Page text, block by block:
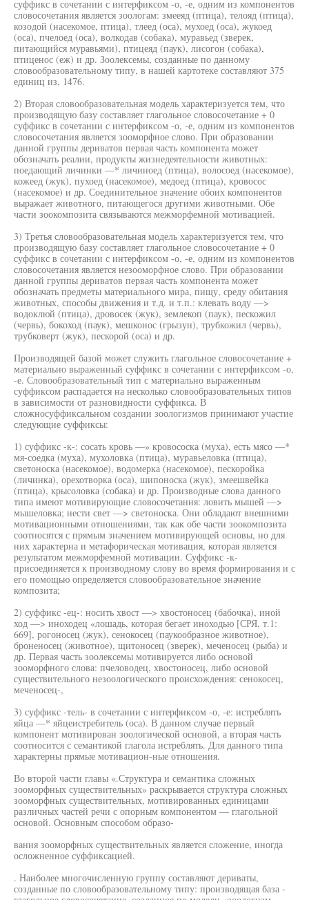
суффикс в сочетании с интерфиксом -о, -е, одним из компонентов
словосочетания является зоологам: змееяд (птица), телояд (птица),
козодой (насекомое, птица), тлеед (оса), мухоед (оса), жукоед
(оса), пчелоед (оса), волкодав (собака), муравьед (зверек,
питающийся муравьями), птицеяд (паук), лисогон (собака),
птиценос (еж) и др. Зоолексемы, созданные по данному
словообразовательному типу, в нашей картотеке составляют 375
единиц из, 1476.
2) Вторая словообразовательная модель характеризуется тем, что
производящую базу составляет глагольное словосочетание + 0
суффикс в сочетании с интерфиксом -о, -е, одним из компонентов
словосочетания является зооморфное слово. При образовании
данной группы дериватов первая часть компонента может
обозначать реалии, продукты жизнедеятельности животных:
поедающий личинки —* личиноед (птица), волосоед (насекомое),
кожеед (жук), пухоед (насекомое), медоед (птица), кровосос
(насекомое) и др. Соединительное значение обоих компонентов
выражает животного, питающегося другими животными. Обе
части зоокомпозита связываются межморфемной мотивацией.
3) Третья словообразовательная модель характеризуется тем, что
производящую базу составляет глагольное словосочетание + 0
суффикс в сочетании с интерфиксом -о, -е, одним из компонентов
словосочетания является незооморфное слово. При образовании
данной группы дериватов первая часть компонента может
обозначать предметы материального мира, пищу, среду обитания
животных, способы движения и т.д. и т.п.: клевать воду —>
водоклюй (птица), дровосек (жук), землекоп (паук), пескожил
(червь), бокоход (паук), мешконос (грызун), трубкожил (червь),
трубковерт (жук), пескорой (оса) и др.
Производящей базой может служить глагольное словосочетание +
материально выраженный суффикс в сочетании с интерфиксом -о,
-е. Словообразовательный тип с материально выраженным
суффиксом распадается на несколько словообразовательных типов
в зависимости от разновидности суффикса. В
сложносуффиксальном создании зоологизмов принимают участие
следующие суффиксы:
1) суффикс -к-: сосать кровь —» кровососка (муха), есть мясо —*
мя-соедка (муха), мухоловка (птица), муравьеловка (птица),
светоноска (насекомое), водомерка (насекомое), пескоройка
(личинка), орехотворка (оса), шипоноска (жук), змеешвейка
(птица), крысоловка (собака) и др. Производные слова данного
типа имеют мотивирующие словосочетания: ловить мышей —>
мышеловка; нести свет —> светоноска. Они обладают внешними
мотивационными отношениями, так как обе части зоокомпозита
соотносятся с прямым значением мотивирующей основы, но для
них характерна и метафорическая мотивация, которая является
результатом межморфемной мотивации. Суффикс -к-
присоединяется к производному слову во время формирования и с
его помощью определяется словообразовательное значение
композита;
2) суффикс -ец-: носить хвост —> хвостоносец (бабочка), иной
ход —> иноходец «лошадь, которая бегает иноходью [СРЯ, т.1:
669], рогоносец (жук), сенокосец (паукообразное животное),
броненосец (животное), щитоносец (зверек), меченосец (рыба) и
др. Первая часть зоолексемы мотивируется либо основой
зооморфного слова: пчеловодец, хвостоносец, либо основой
существительного незоологического происхождения: сенокосец,
меченосец-,
3) суффикс -тель- в сочетании с интерфиксом -о, -е: истреблять
яйца —* яйцеистребитель (оса). В данном случае первый
компонент мотивирован зоологической основой, а вторая часть
соотносится с семантикой глагола истреблять. Для данного типа
характерны прямые мотивацион-ные отношения.
Во второй части главы «.Структура и семантика сложных
зооморфных существительных» раскрывается структура сложных
зооморфных существительных, мотивированных единицами
различных частей речи с опорным компонентом — глагольной
основой. Основным способом образо-
вания зооморфных существительных является сложение, иногда
осложненное суффиксацией.
. Наиболее многочисленную группу составляют дериваты,
созданные по словообразовательному типу: производящая база -